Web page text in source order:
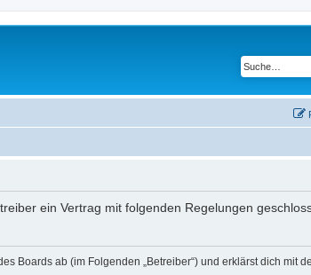
ein Vertrag mit folgenden Regelungen
Boards ab (im Folgenden „Betreiber“) und erklärst dich mit